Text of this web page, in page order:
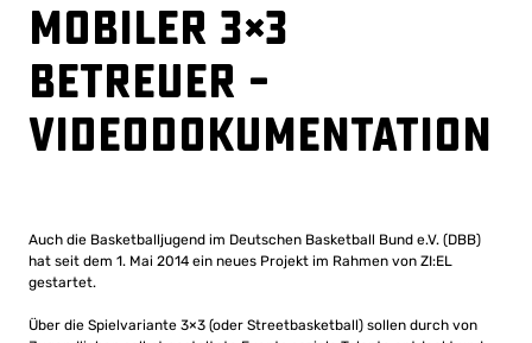
Mobiler 3×3
Betreuer –
Videodokumentation
Auch die Basketballjugend im Deutschen Basketball Bund e.V. (DBB)
hat seit dem 1. Mai 2014 ein neues Projekt im Rahmen von ZI:EL
gestartet.
Über die Spielvariante 3×3 (oder Streetbasketball) sollen durch von